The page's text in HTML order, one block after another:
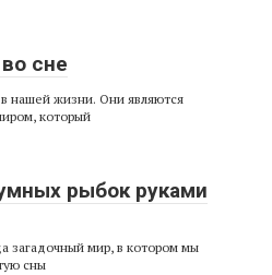
сне
нашей жизни. Они являются
который
рыбок руками
загадочный мир, в котором мы
сны